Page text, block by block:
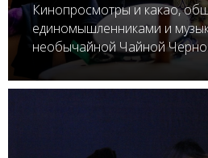
Кинопросмотры и какао,
единомышленниками и
необычайной Чайной